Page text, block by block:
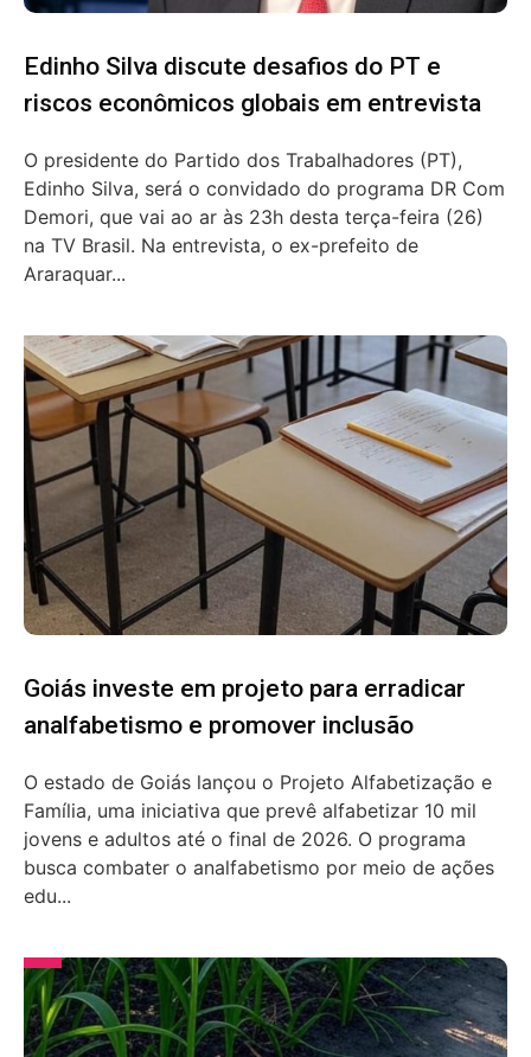
Edinho Silva discute desafios do PT e
riscos econômicos globais em entrevista
O presidente do Partido dos Trabalhadores (PT),
Edinho Silva, será o convidado do programa DR Com
Demori, que vai ao ar às 23h desta terça-feira (26)
na TV Brasil. Na entrevista, o ex-prefeito de
Araraquar...
Goiás investe em projeto para erradicar
analfabetismo e promover inclusão
O estado de Goiás lançou o Projeto Alfabetização e
Família, uma iniciativa que prevê alfabetizar 10 mil
jovens e adultos até o final de 2026. O programa
busca combater o analfabetismo por meio de ações
edu...